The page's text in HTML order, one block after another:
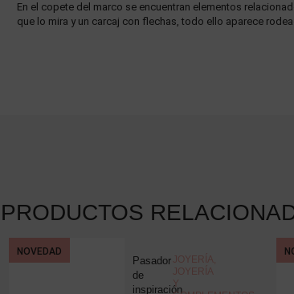
En el copete del marco se encuentran elementos
que lo mira y un carcaj con flechas, todo ello aparece
PRODUCTOS
NOVEDAD
Pasador
de
inspiración
JOYERÍA,
JOYERÍA
Y